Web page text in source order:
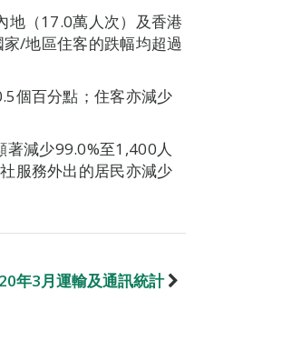
地（17.0萬人次）及香港
/地區住客的跌幅均超過
個百分點；住客亦減少
減少99.0%至1,400人
服務外出的居民亦減少
年3月運輸及通訊統計